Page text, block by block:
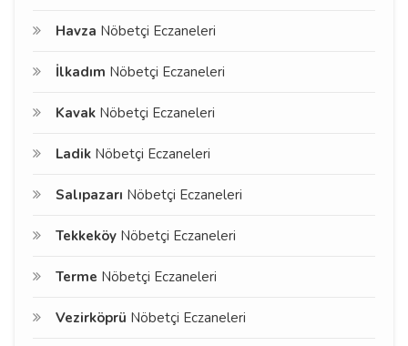
Havza Nöbetçi Eczaneleri
İlkadım Nöbetçi Eczaneleri
Kavak Nöbetçi Eczaneleri
Ladik Nöbetçi Eczaneleri
Salıpazarı Nöbetçi Eczaneleri
Tekkeköy Nöbetçi Eczaneleri
Terme Nöbetçi Eczaneleri
Vezirköprü Nöbetçi Eczaneleri